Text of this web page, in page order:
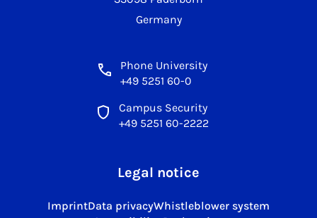
Germany
Phone University
+49 5251 60-0
Campus Security
+49 5251 60-2222
Legal notice
ImprintData privacyWhistleblower system